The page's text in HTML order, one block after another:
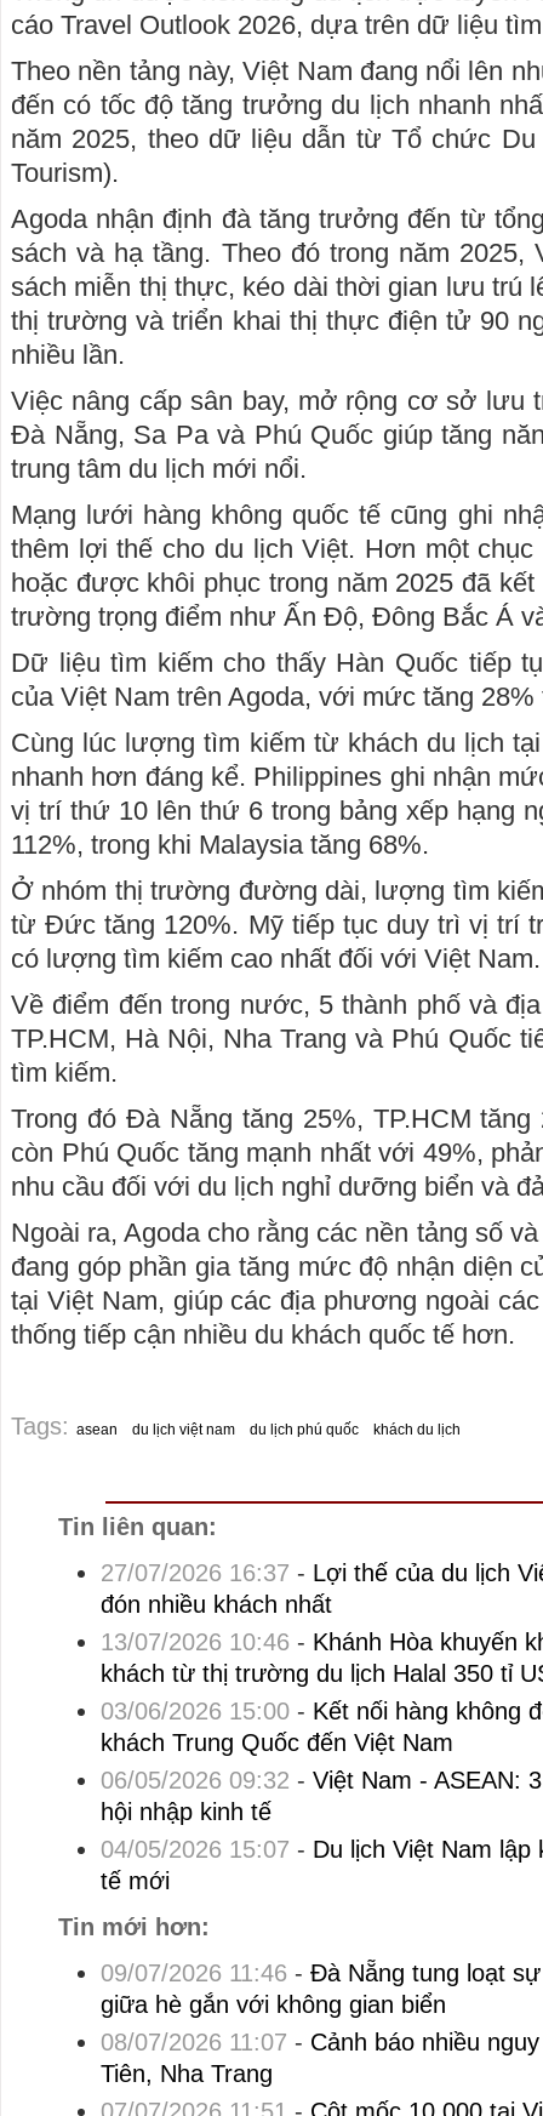
cáo Travel Outlook 2026, dựa trên dữ liệu
Theo nền tảng này, Việt Nam đang nổi lên
đến có tốc độ tăng trưởng du lịch nhanh
năm 2025, theo dữ liệu dẫn từ Tổ chức
Tourism).
Agoda nhận định đà tăng trưởng đến từ
sách và hạ tầng. Theo đó trong năm 2025,
sách miễn thị thực, kéo dài thời gian lưu trú
thị trường và triển khai thị thực điện tử 90
nhiều lần.
Việc nâng cấp sân bay, mở rộng cơ sở lưu
Đà Nẵng, Sa Pa và Phú Quốc giúp tăng
trung tâm du lịch mới nổi.
Mạng lưới hàng không quốc tế cũng ghi
thêm lợi thế cho du lịch Việt. Hơn một
hoặc được khôi phục trong năm 2025 đã
trường trọng điểm như Ấn Độ, Đông Bắc Á
Dữ liệu tìm kiếm cho thấy Hàn Quốc tiếp
của Việt Nam trên Agoda, với mức tăng 28%
Cùng lúc lượng tìm kiếm từ khách du lịch
nhanh hơn đáng kể. Philippines ghi nhận
vị trí thứ 10 lên thứ 6 trong bảng xếp hạng
112%, trong khi Malaysia tăng 68%.
Ở nhóm thị trường đường dài, lượng tìm
từ Đức tăng 120%. Mỹ tiếp tục duy trì vị trí
có lượng tìm kiếm cao nhất đối với Việt Nam.
Về điểm đến trong nước, 5 thành phố và
TP.HCM, Hà Nội, Nha Trang và Phú Quốc
tìm kiếm.
Trong đó Đà Nẵng tăng 25%, TP.HCM
còn Phú Quốc tăng mạnh nhất với 49%,
nhu cầu đối với du lịch nghỉ dưỡng biển và
Ngoài ra, Agoda cho rằng các nền tảng số
đang góp phần gia tăng mức độ nhận diện
tại Việt Nam, giúp các địa phương ngoài
thống tiếp cận nhiều du khách quốc tế hơn.
Tags: asean du lịch việt nam du lịch phú quốc khách du lịch
Tin liên quan:
27/07/2026 16:37 - Lợi thế của du lịch
đón nhiều khách nhất
13/07/2026 10:46 - Khánh Hòa khuyến
khách từ thị trường du lịch Halal 350 tỉ
03/06/2026 15:00- Kết nối hàng không
khách Trung Quốc đến Việt Nam
06/05/2026 09:32 - Việt Nam - ASEAN:
hội nhập kinh tế
04/05/2026 15:07 - Du lịch Việt Nam lập
tế mới
Tin mới hơn:
09/07/2026 11:46 - Đà Nẵng tung loạt
giữa hè gắn với không gian biển
08/07/2026 11:07 - Cảnh báo nhiều
Tiên, Nha Trang